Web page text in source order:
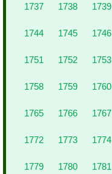
1737 1738 1739
1744 1745 1746
1751 1752 1753
1758 1759 1760
1765 1766 1767
1772 1773 1774
1779 1780 1781